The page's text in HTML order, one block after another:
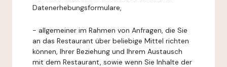
Datenerhebungsformulare,
- allgemeiner im Rahmen von Anfragen, die Sie
an das Restaurant über beliebige Mittel richten
können, Ihrer Beziehung und Ihrem Austausch
mit dem Restaurant, sowie wenn Sie Inhalte der